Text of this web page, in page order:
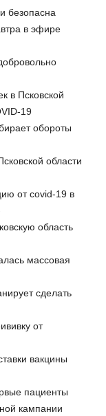
безопасна
в эфире
в Псковской
19
обороты
области
от covid-19 в
область
массовая
сделать
от
вакцины
пациенты
кампании